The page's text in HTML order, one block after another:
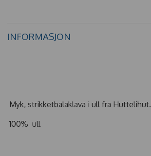
INFORMASJON
Myk, strikketbalaklava i ull fra Huttelihut.
100% ull